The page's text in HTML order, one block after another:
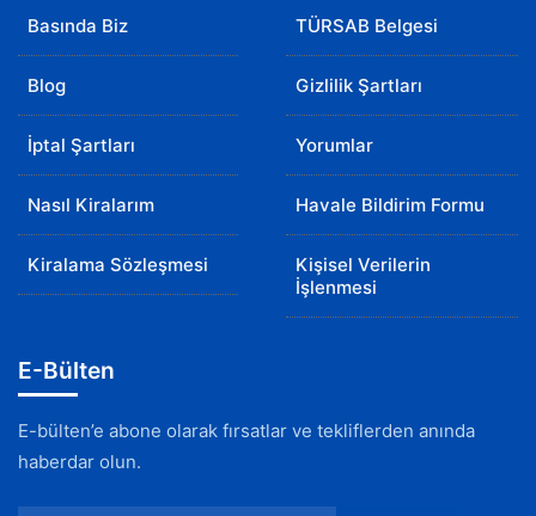
Basında Biz TÜRSAB Belgesi
Blog Gizlilik Şartları
İptal Şartları Yorumlar
Nasıl Kiralarım Havale Bildirim Formu
Kiralama Sözleşmesi
Kişisel Verilerin
İşlenmesi
E-Bülten
E-bülten’e abone olarak fırsatlar ve tekliflerden anında
haberdar olun.